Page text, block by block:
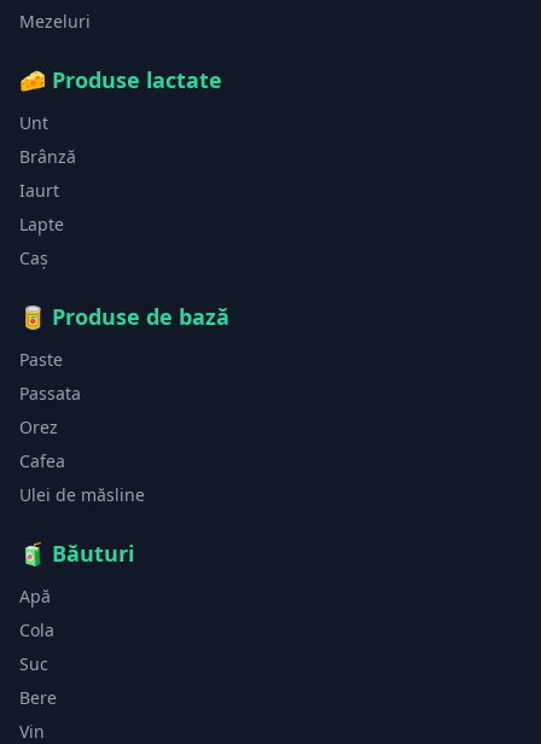
Mezeluri
🧀 Produse lactate
Unt
Brânză
Iaurt
Lapte
Caș
🥫 Produse de bază
Paste
Passata
Orez
Cafea
Ulei de măsline
🧃 Băuturi
Apă
Cola
Suc
Bere
Vin